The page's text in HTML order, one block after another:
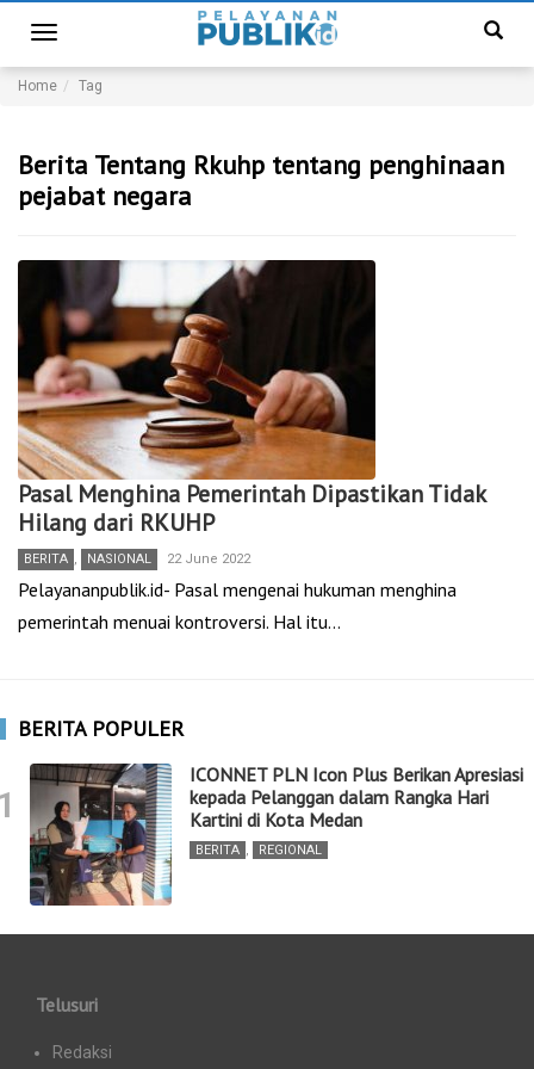
Toggle
navigation
Home Tag
Berita Tentang Rkuhp tentang penghinaan
pejabat negara
Pasal Menghina Pemerintah Dipastikan Tidak
Hilang dari RKUHP
BERITA , NASIONAL 22 June 2022
Pelayananpublik.id- Pasal mengenai hukuman menghina
pemerintah menuai kontroversi. Hal itu…
BERITA POPULER
ICONNET PLN Icon Plus Berikan Apresiasi
kepada Pelanggan dalam Rangka Hari
Kartini di Kota Medan
BERITA , REGIONAL
Telusuri
Redaksi